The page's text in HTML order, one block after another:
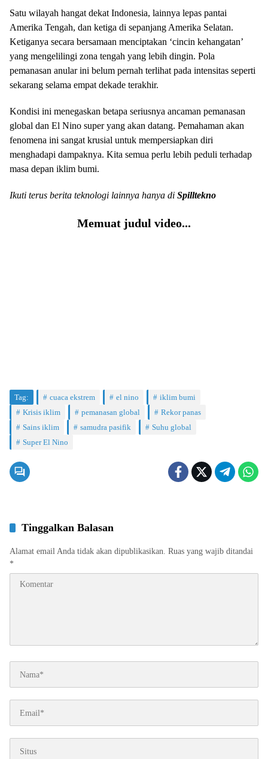
Satu wilayah hangat dekat Indonesia, lainnya lepas pantai
Amerika Tengah, dan ketiga di sepanjang Amerika Selatan.
Ketiganya secara bersamaan menciptakan ‘cincin kehangatan’
yang mengelilingi zona tengah yang lebih dingin. Pola
pemanasan anular ini belum pernah terlihat pada intensitas seperti
sekarang selama empat dekade terakhir.
Kondisi ini menegaskan betapa seriusnya ancaman pemanasan
global dan El Nino super yang akan datang. Pemahaman akan
fenomena ini sangat krusial untuk mempersiapkan diri
menghadapi dampaknya. Kita semua perlu lebih peduli terhadap
masa depan iklim bumi.
Ikuti terus berita teknologi lainnya hanya di Spilltekno
Memuat judul video...
Tag: cuaca ekstrem el nino
iklim bumi
Krisis iklim
pemanasan global
Rekor panas
Sains iklim
samudra pasifik
Suhu global
Super El Nino
Tinggalkan Balasan
Alamat email Anda tidak akan dipublikasikan. Ruas yang wajib ditandai
*